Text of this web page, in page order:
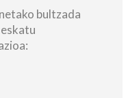
bultzada